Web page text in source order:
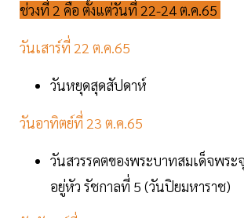
ช่วงที่ 2 คือ ตั้งแต่วันที่ 22-24 ต.ค.65
วันเสาร์ที่ 22 ต.ค.65
วันหยุดสุดสัปดาห์
วันอาทิตย์ที่ 23 ต.ค.65
วันสวรรคตของพระบาทสมเด็จพระ
อยู่หัว รัชกาลที่ 5 (วันปิยมหาราช)